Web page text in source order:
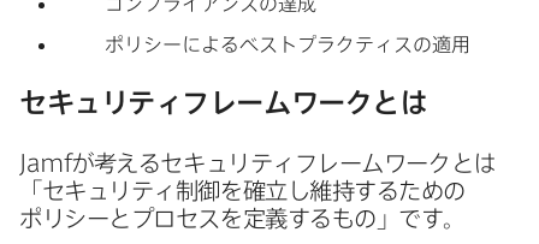
コンプライアンスの​達成
ポリシーに​よる​ベストプラクティスの​適用
セキュリティフレームワークとは
Jamfが​考える​セキュリティフレームワークとは​
「セキュリティ制御を​確立し維持する​ための​
ポリシーと​プロセスを​定義する​もの」です。